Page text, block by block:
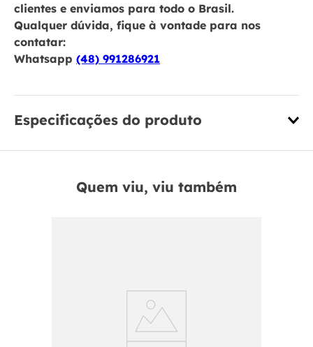
clientes e enviamos para todo o Brasil.
Qualquer dúvida, fique à vontade para nos
contatar:
Whatsapp (48) 991286921
Especificações do produto
Quem viu, viu também